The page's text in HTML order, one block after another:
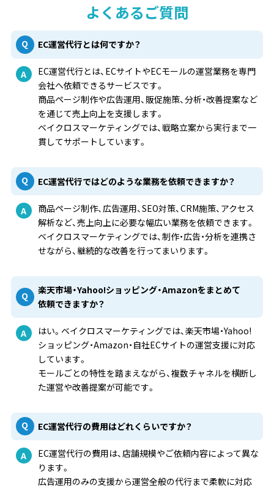
よくあるご質問
EC運営代行とは何ですか？
EC運営代行とは、ECサイトやECモールの運営業務を専門
会社へ依頼できるサービスです。
商品ページ制作や広告運用、販促施策、分析・改善提案など
を通じて売上向上を支援します。
ベイクロスマーケティングでは、戦略立案から実行まで一
貫してサポートしています。
EC運営代行ではどのような業務を依頼できますか？
商品ページ制作、広告運用、SEO対策、CRM施策、アクセス
解析など、売上向上に必要な幅広い業務を依頼できます。
ベイクロスマーケティングでは、制作・広告・分析を連携さ
せながら、継続的な改善を行ってまいります。
楽天市場・Yahoo!ショッピング・Amazonをまとめて
依頼できますか？
はい。ベイクロスマーケティングでは、楽天市場・Yahoo!
ショッピング・Amazon・自社ECサイトの運営支援に対応
しています。
モールごとの特性を踏まえながら、複数チャネルを横断し
た運営や改善提案が可能です。
EC運営代行の費用はどれくらいですか？
EC運営代行の費用は、店舗規模やご依頼内容によって異な
ります。
広告運用のみの支援から運営全般の代行まで柔軟に対応